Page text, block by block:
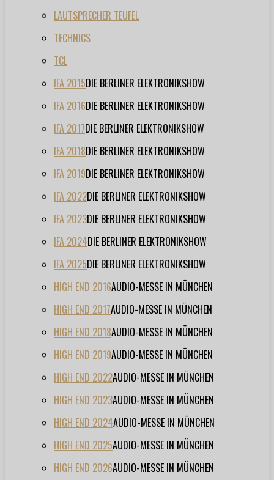
LAUTSPRECHER TEUFEL
TECHNICS
TCL
IFA 2015DIE BERLINER ELEKTRONIKSHOW
IFA 2016DIE BERLINER ELEKTRONIKSHOW
IFA 2017DIE BERLINER ELEKTRONIKSHOW
IFA 2018DIE BERLINER ELEKTRONIKSHOW
IFA 2019DIE BERLINER ELEKTRONIKSHOW
IFA 2022DIE BERLINER ELEKTRONIKSHOW
IFA 2023DIE BERLINER ELEKTRONIKSHOW
IFA 2024DIE BERLINER ELEKTRONIKSHOW
IFA 2025DIE BERLINER ELEKTRONIKSHOW
HIGH END 2016AUDIO-MESSE IN MÜNCHEN
HIGH END 2017AUDIO-MESSE IN MÜNCHEN
HIGH END 2018AUDIO-MESSE IN MÜNCHEN
HIGH END 2019AUDIO-MESSE IN MÜNCHEN
HIGH END 2022AUDIO-MESSE IN MÜNCHEN
HIGH END 2023AUDIO-MESSE IN MÜNCHEN
HIGH END 2024AUDIO-MESSE IN MÜNCHEN
HIGH END 2025AUDIO-MESSE IN MÜNCHEN
HIGH END 2026AUDIO-MESSE IN MÜNCHEN